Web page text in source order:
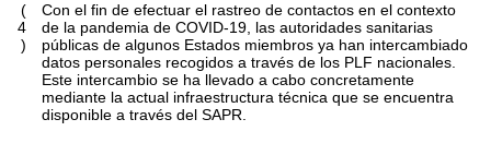
(
4
)
Con el fin de efectuar el rastreo de contactos en el contexto
de la pandemia de COVID-19, las autoridades sanitarias
públicas de algunos Estados miembros ya han intercambiado
datos personales recogidos a través de los PLF nacionales.
Este intercambio se ha llevado a cabo concretamente
mediante la actual infraestructura técnica que se encuentra
disponible a través del SAPR.